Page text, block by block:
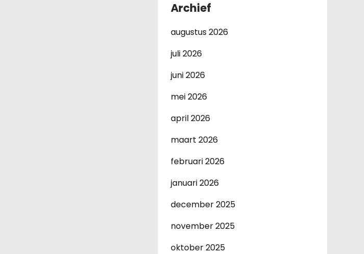
Archief
augustus 2026
juli 2026
juni 2026
mei 2026
april 2026
maart 2026
februari 2026
januari 2026
december 2025
november 2025
oktober 2025